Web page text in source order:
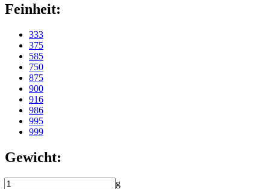
Feinheit:
333
375
585
750
875
900
916
986
995
999
Gewicht:
g